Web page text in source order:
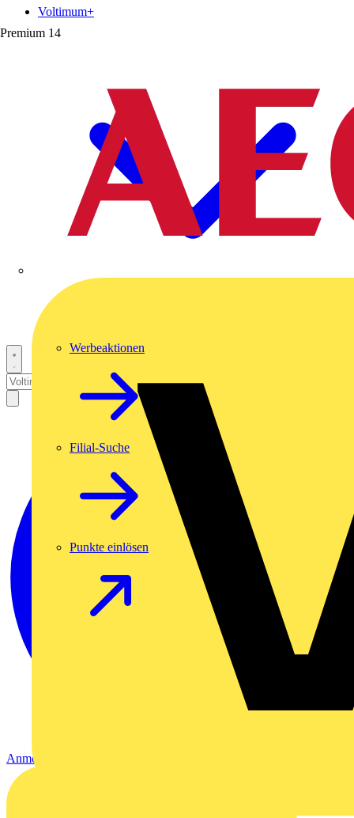
Premium 14
Voltimum+
Werbeaktionen
Filial-Suche
Punkte einlösen
Anmelden